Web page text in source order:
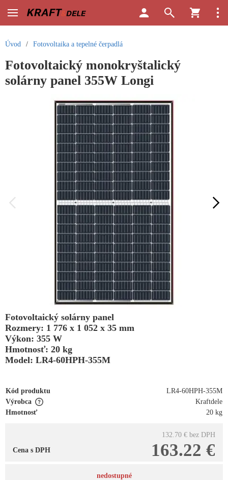
Úvod / Fotovoltaika a tepelné čerpadlá
Fotovoltaický monokryštalický
solárny panel 355W Longi
Fotovoltaický solárny panel
Rozmery: 1 776 x 1 052 x 35 mm
Výkon: 355 W
Hmotnosť: 20 kg
Model: LR4-60HPH-355M
Kód produktu
LR4-60HPH-355M
Výrobca
Kraftdele
Hmotnosť
20 kg
132.70 € bez DPH
163.22 €
Cena s DPH
nedostupné